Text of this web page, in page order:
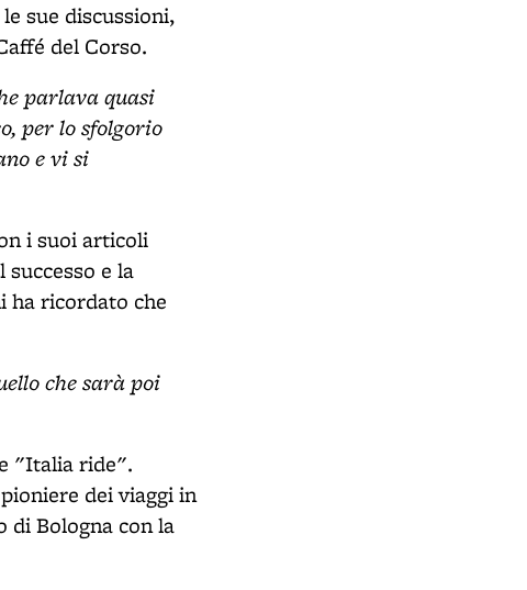
sue discussioni,
del Corso.
parlava quasi
per lo sfolgorio
e vi si
i suoi articoli
e la
ha ricordato che
che sarà poi
"Italia ride".
dei viaggi in
Bologna con la